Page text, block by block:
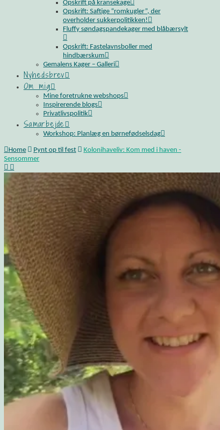
Opskrift på kransekage
Opskrift: Saftige “romkugler”, der
overholder sukkerpolitikken!
Fluffy søndagspandekager med blåbærsylt
Opskrift: Fastelavnsboller med
hindbærskum
Gemalens Kager – Galleri
Nyhedsbrev
Om mig
Mine foretrukne webshops
Inspirerende blogs
Privatlivspolitik
Samarbejde
Workshop: Planlæg en børnefødselsdag
Home Pynt op til fest
Kolonihaveliv: Kom med i haven -
Sensommer